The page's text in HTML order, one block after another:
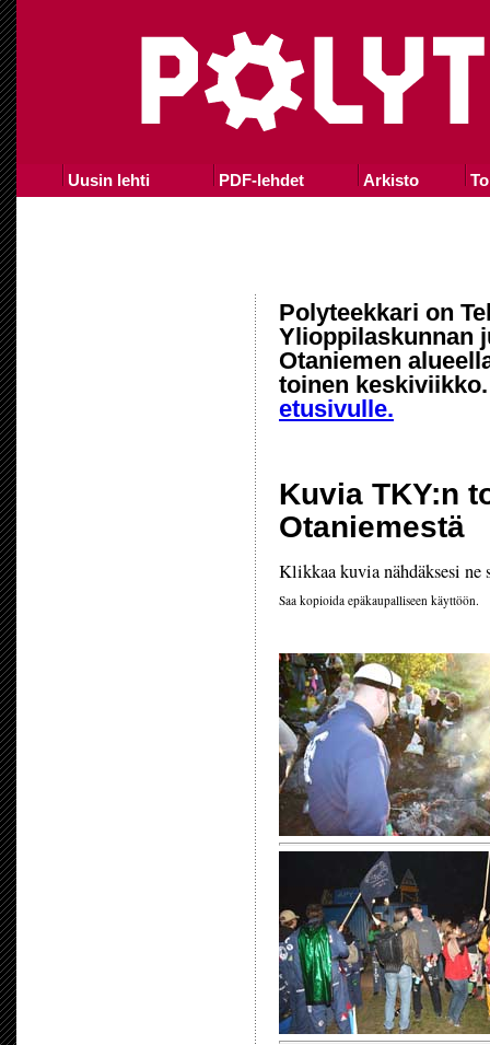
Uusin lehti PDF-lehdet Arkisto
Polyteekkari on
Ylioppilaskunnan
Otaniemen
toinen
etusivulle.
Kuvia TKY:n
Otaniemestä
Klikkaa kuvia nähdäksesi
Saa kopioida epäkaupalliseen käyttöön.